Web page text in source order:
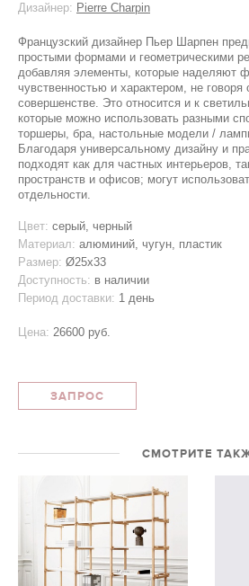
Дизайнер: Pierre Charpin
Французский дизайнер Пьер Шарпен
простыми формами и геометрическими
добавляя элементы, которые наделяют
чувственностью и характером, не говоря
совершенстве. Это относится и к
которые можно использовать разными
торшеры, бра, настольные модели /
Благодаря универсальному дизайну и
подходят как для частных интерьеров,
пространств и офисов; могут
отдельности.
Цвет: серый, черный
Материал: алюминий, чугун, пластик
Размер: Ø25x33
Доступность: в наличии
Период доставки: 1 день
Цена: 26600 руб.
ЗАПРОС
СМОТРИТЕ